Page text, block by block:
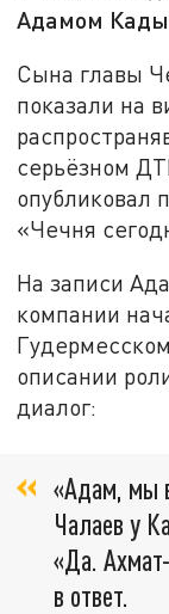
Адамом
Сына главы
показали на
серьёзном
опубликовал
«Чечня
На записи
компании
описании
диалог:
«Адам, мы
Чалаев у
«Да.
в ответ.